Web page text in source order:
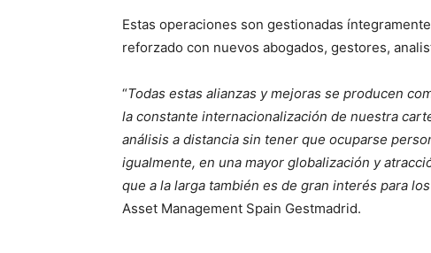
Estas operaciones son gestionadas
reforzado con nuevos abogados, gestores,
“Todas estas alianzas y mejoras se producen
la constante internacionalización de nuestra
análisis a distancia sin tener que ocuparse
igualmente, en una mayor globalización y
que a la larga también es de gran interés para
Asset Management Spain Gestmadrid.